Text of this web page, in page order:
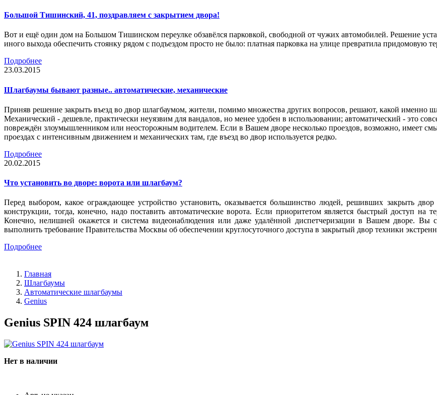
Большой Тишинский, 41, поздравляем с закрытием двора!
Вот и ещё один дом на Большом Тишинском переулке обзавёлся парковкой, свободной от чужих автомобилей. Решение
иного выхода обеспечить стоянку рядом с подъездом просто не было: платная парковка на улице превратила придомовую
Подробнее
23.03.2015
Шлагбаумы бывают разные.. автоматические, механические
Приняв решение закрыть въезд во двор шлагбаумом, жители, помимо множества других вопросов, решают, какой именно
Механический - дешевле, практически неуязвим для вандалов, но менее удобен в использовании; автоматический - это
повреждён злоумышленником или неосторожным водителем. Если в Вашем дворе несколько проездов, возможно, имеет
проездах с интенсивным движением и механических там, где въезд во двор используется редко.
Подробнее
20.02.2015
Что установить во дворе: ворота или шлагбаум?
Перед выбором, какое ограждающее устройство установить, оказывается большинство людей, решивших закрыть
конструкции, тогда, конечно, надо поставить автоматические ворота. Если приоритетом является быстрый доступ
Конечно, нелишней окажется и система видеонаблюдения или даже удалённой диспетчеризации в Вашем дворе. Вы
выполнить требование Правительства Москвы об обеспечении круглосуточного доступа в закрытый двор техники
Подробнее
Главная
Шлагбаумы
Автоматические шлагбаумы
Genius
Genius SPIN 424 шлагбаум
Нет в наличии